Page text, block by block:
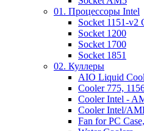
01. Процессоры Intel
Socket 1151-v2
Socket 1200
Socket 1700
Socket 1851
02. Куллеры
AIO Liquid
Cooler 775,
Cooler Intel -
Cooler Intel/
Fan for PC